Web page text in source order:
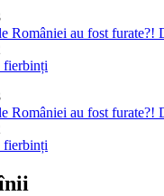
României au fost
fierbinți
României au fost
fierbinți